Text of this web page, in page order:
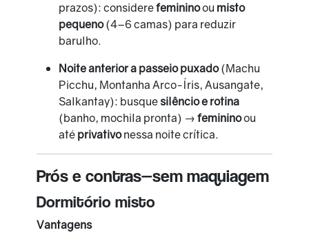
prazos): considerefemininoou misto
pequeno(4–6 camas) para reduzir
barulho.
Noite anterior a passeio puxado(Machu
Picchu, Montanha Arco-Íris, Ausangate,
Salkantay): busquesilêncio e rotina
(banho, mochila pronta) → femininoou
até privativonessa noite crítica.
Prós e contras—sem maquiagem
Dormitório misto
Vantagens